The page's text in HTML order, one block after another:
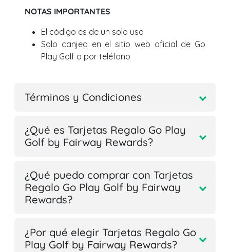
NOTAS IMPORTANTES
El código es de un solo uso
Solo canjea en el sitio web oficial de Go
Play Golf o por teléfono
Términos y Condiciones
¿Qué es Tarjetas Regalo Go Play
Golf by Fairway Rewards?
¿Qué puedo comprar con Tarjetas
Regalo Go Play Golf by Fairway
Rewards?
¿Por qué elegir Tarjetas Regalo Go
Play Golf by Fairway Rewards?